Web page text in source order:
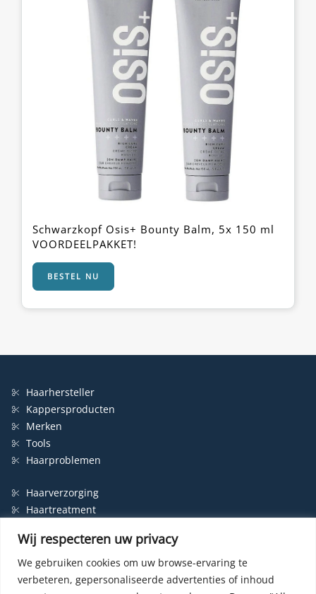
Wij respecteren uw privacy
We gebruiken cookies om uw browse-ervaring te
verbeteren, gepersonaliseerde advertenties of inhoud
Schwarzkopf Osis+ Bounty Balm, 5x 150 ml
VOORDEELPAKKET!
BESTEL NU
Haarhersteller
Kappersproducten
Merken
Tools
Haarproblemen
Haarverzorging
Haartreatment
Styling
Shampoo